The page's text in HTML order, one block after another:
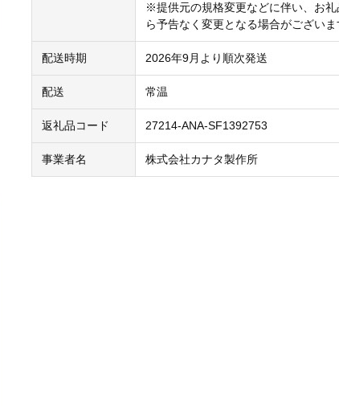
※提供元の規格変更などに伴い、お
ら予告なく変更となる場合がございま
配送時期 2026年9月より順次発送
配送 常温
返礼品コード 27214-ANA-SF1392753
事業者名 株式会社カナタ製作所